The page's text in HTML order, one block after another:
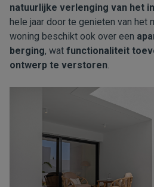
natuurlijke verlenging van het
hele jaar door te genieten van het
woning beschikt ook over een
berging, wat functionaliteit
ontwerp te verstoren.